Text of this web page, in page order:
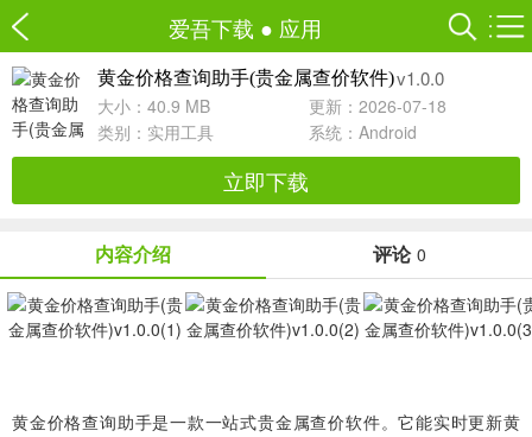
爱吾下载 ● 应用
黄金价格查询助手(贵金属查价软件)v1.0.0
大小：40.9 MB
更新：2026-07-18
类别： 实用工具 系统：Android
立即下载
内容介绍 评论 0
黄金价格查询助手是一款一站式贵金属查价软件。它能实时更新黄